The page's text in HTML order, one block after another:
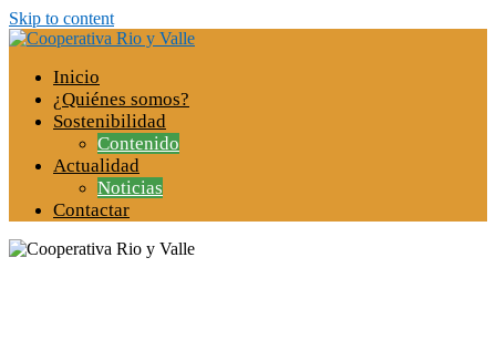
Skip to content
Inicio
¿Quiénes somos?
Sostenibilidad
Contenido
Actualidad
Noticias
Contactar